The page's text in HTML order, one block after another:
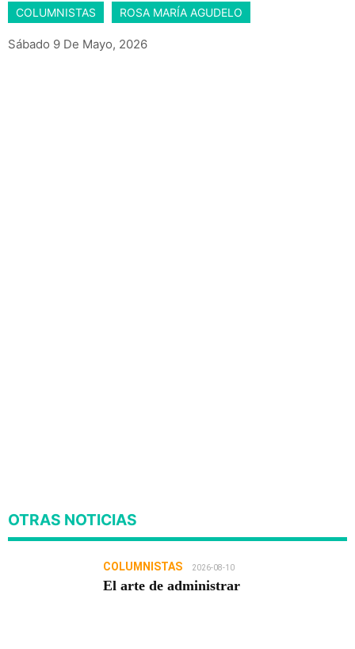
COLUMNISTAS ROSA MARÍA AGUDELO
Sábado 9 De Mayo, 2026
OTRAS NOTICIAS
COLUMNISTAS 2026-08-10
El arte de administrar